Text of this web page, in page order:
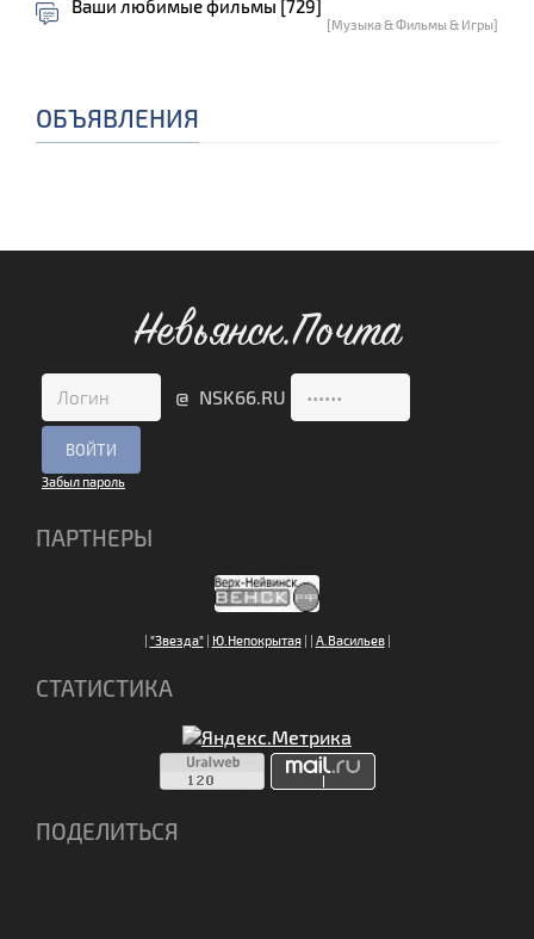
Ваши любимые фильмы [729]
[Музыка & Фильмы & Игры]
ОБЪЯВЛЕНИЯ
Невьянск.Почта
@ NSK66.RU
Забыл пароль
ПАРТНЕРЫ
| "Звезда"| Ю.Непокрытая| | А.Васильев|
СТАТИСТИКА
ПОДЕЛИТЬСЯ